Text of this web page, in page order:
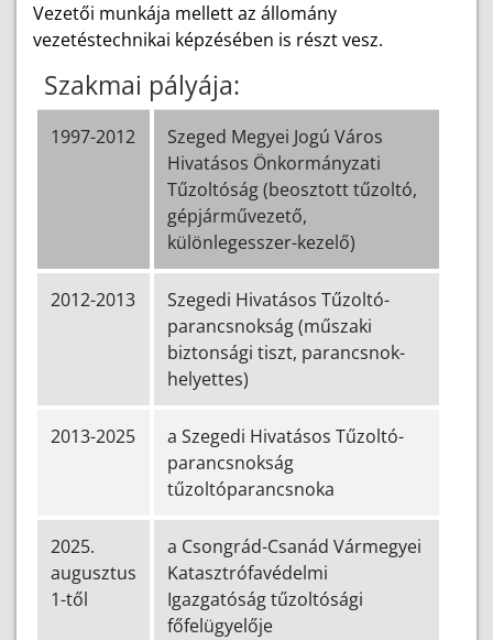
Vezetői munkája mellett az állomány
vezetéstechnikai képzésében is részt vesz.
Szakmai pályája:
1997-2012 Szeged Megyei Jogú Város
Hivatásos Önkormányzati
Tűzoltóság (beosztott tűzoltó,
gépjárművezető,
különlegesszer-kezelő)
2012-2013
Szegedi Hivatásos Tűzoltó-
parancsnokság (műszaki
biztonsági tiszt, parancsnok-
helyettes)
2013-2025
a Szegedi Hivatásos Tűzoltó-
parancsnokság
tűzoltóparancsnoka
2025.
augusztus
1-től
a Csongrád-Csanád Vármegyei
Katasztrófavédelmi
Igazgatóság tűzoltósági
főfelügyelője